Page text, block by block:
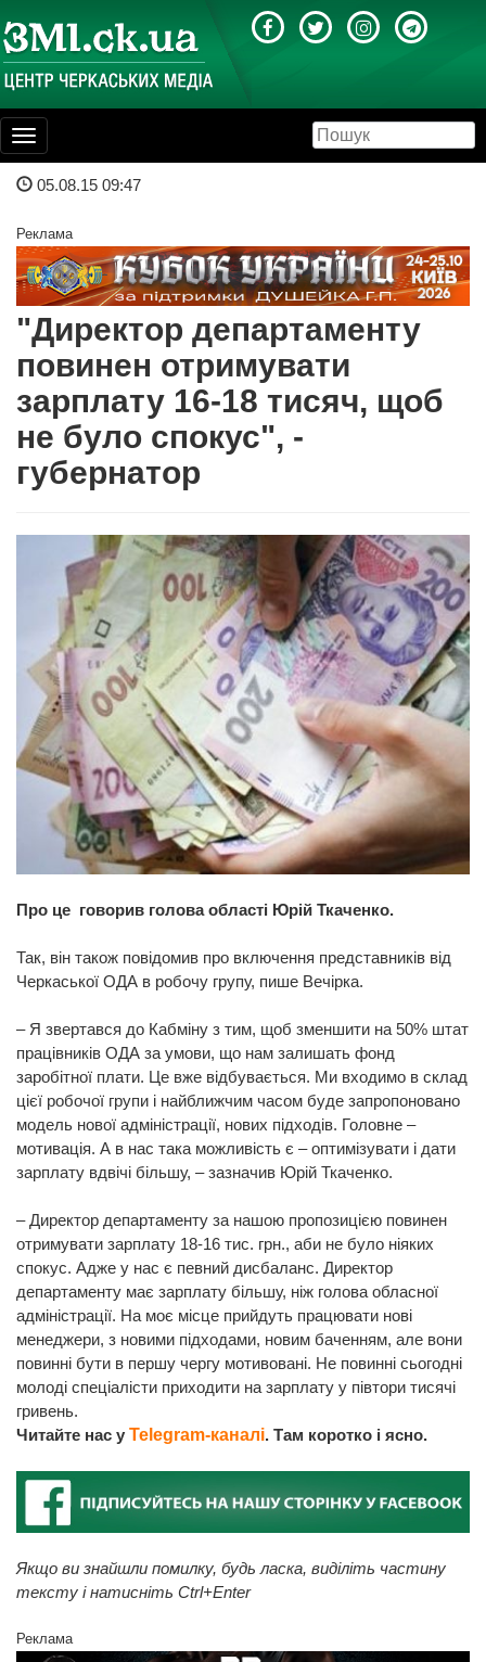
Toggle
navigation
05.08.15 09:47
Реклама
"Директор департаменту
повинен отримувати
зарплату 16-18 тисяч, щоб
не було спокус", -
губернатор
Про це говорив голова області Юрій Ткаченко.
Так, він також повідомив про включення представників від
Черкаської ОДА в робочу групу, пише Вечірка.
– Я звертався до Кабміну з тим, щоб зменшити на 50% штат
працівників ОДА за умови, що нам залишать фонд
заробітної плати. Це вже відбувається. Ми входимо в склад
цієї робочої групи і найближчим часом буде запропоновано
модель нової адміністрації, нових підходів. Головне –
мотивація. А в нас така можливість є – оптимізувати і дати
зарплату вдвічі більшу, – зазначив Юрій Ткаченко.
– Директор департаменту за нашою пропозицією повинен
отримувати зарплату 18-16 тис. грн., аби не було ніяких
спокус. Адже у нас є певний дисбаланс. Директор
департаменту має зарплату більшу, ніж голова обласної
адміністрації. На моє місце прийдуть працювати нові
менеджери, з новими підходами, новим баченням, але вони
повинні бути в першу чергу мотивовані. Не повинні сьогодні
молоді спеціалісти приходити на зарплату у півтори тисячі
гривень.
Читайте нас у Telegram-каналі. Там коротко і ясно.
Якщо ви знайшли помилку, будь ласка, виділіть частину
тексту і натисніть Ctrl+Enter
Реклама